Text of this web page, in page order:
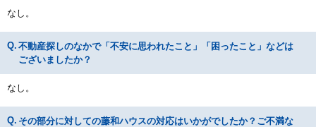
なし。
不動産探しのなかで「不安に思われたこと」「困ったこと」などは
ございましたか？
なし。
その部分に対しての藤和ハウスの対応はいかがでしたか？ご不満な